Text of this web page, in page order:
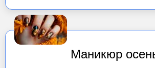
Маникюр